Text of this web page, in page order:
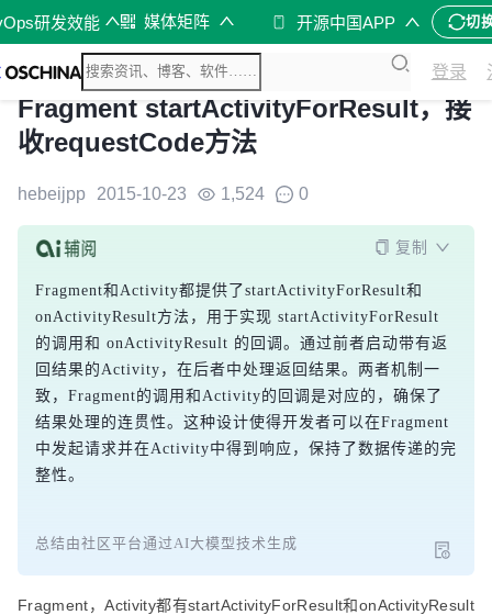
研发效能 媒体矩阵 开源中国APP 切
登录
Fragment startActivityForResult，接
收requestCode方法
hebeijpp 2015-10-23 1,524 0
复制
Fragment和Activity都提供了startActivityForResult和
onActivityResult方法，用于实现 startActivityForResult
的调用和 onActivityResult 的回调。通过前者启动带有返
回结果的Activity，在后者中处理返回结果。两者机制一
致，Fragment的调用和Activity的回调是对应的，确保了
结果处理的连贯性。这种设计使得开发者可以在Fragment
中发起请求并在Activity中得到响应，保持了数据传递的完
整性。
总结由社区平台通过AI大模型技术生成
Fragment，Activity都有startActivityForResult和onActivityResult